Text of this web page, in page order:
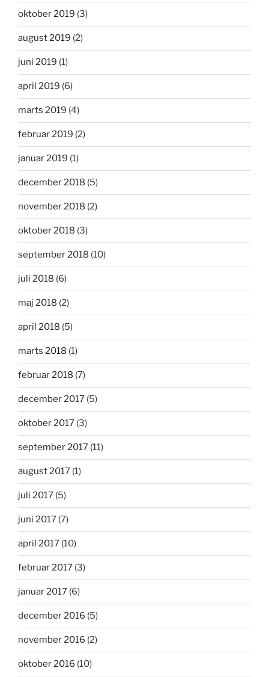
oktober 2019 (3)
august 2019 (2)
juni 2019 (1)
april 2019 (6)
marts 2019 (4)
februar 2019 (2)
januar 2019 (1)
december 2018 (5)
november 2018 (2)
oktober 2018 (3)
september 2018 (10)
juli 2018 (6)
maj 2018 (2)
april 2018 (5)
marts 2018 (1)
februar 2018 (7)
december 2017 (5)
oktober 2017 (3)
september 2017 (11)
august 2017 (1)
juli 2017 (5)
juni 2017 (7)
april 2017 (10)
februar 2017 (3)
januar 2017 (6)
december 2016 (5)
november 2016 (2)
oktober 2016 (10)